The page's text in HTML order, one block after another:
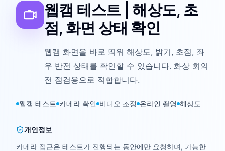
웹캠 테스트 | 해상도, 초
점, 화면 상태 확인
웹캠 화면을 바로 띄워 해상도, 밝기, 초점, 좌
우 반전 상태를 확인할 수 있습니다. 화상 회의
전 점검용으로 적합합니다.
웹캠 테스트 카메라 확인 비디오 조정 온라인 촬영 해상도
개인정보
카메라 접근은 테스트가 진행되는 동안에만 요청하며, 가능한